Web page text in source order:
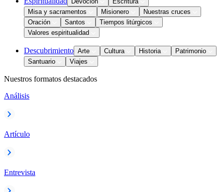
Misa y sacramentos
Misionero
Nuestras cruces
Oración
Santos
Tiempos litúrgicos
Valores espiritualidad
Descubrimiento Arte Cultura Historia
Patrimonio
Santuario
Viajes
Nuestros formatos destacados
Análisis
Artículo
Entrevista